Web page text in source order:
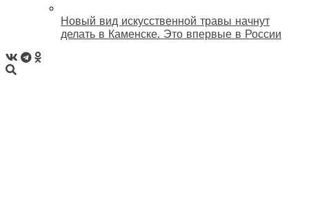
Новый вид искусственной травы начнут
делать в Каменске. Это впервые в России